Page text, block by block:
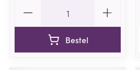
Bestel